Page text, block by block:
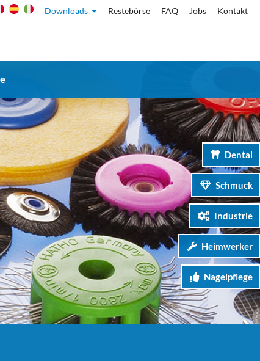
Downloads Restebörse FAQ Jobs Kontakt
Dental
Schmuck
Industrie
Heimwerker
Nagelpflege